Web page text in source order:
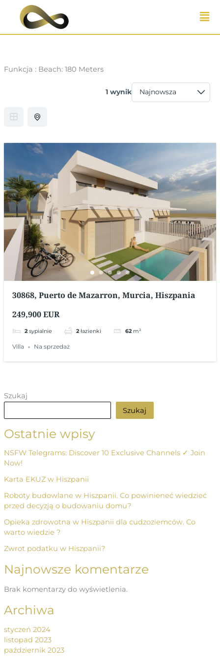
Przejdź
Funkcja : Beach: 180 Meters
1 wynik
30868, Puerto de Mazarron, Murcia, Hiszpania
249,900 EUR
2 sypialnie 2 łazienki 62 m²
Villa Na sprzedaż
Szukaj
Szukaj
Ostatnie wpisy
NSFW Telegrams: Discover 10 Exclusive Channels ✓ Join
Now!
Karta EKUZ w Hiszpanii
Roboty budowlane w Hiszpanii. Co powinieneć wiedzieć
przed decyzją o budowaniu domu?
Opieka zdrowotna w Hiszpanii dla cudzoziemców. Co
warto wiedzie ?
Zwrot podatku w Hiszpanii?
Najnowsze komentarze
Brak komentarzy do wyświetlenia.
Archiwa
styczeń 2024
listopad 2023
październik 2023